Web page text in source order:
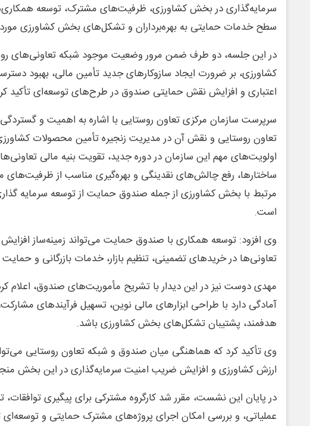
سرمایه‌گذاری در بخش کشاورزی، ظرفیت‌های مشترک، توسعه
سطح خدمات حمایتی به بهره‌برداران و تشکل‌های بخش کشاورزی مورد
در این جلسه، دو طرف ضمن مرور وضعیت موجود شبکه تعاونی‌های
کشاورزی، بر ضرورت ایجاد سازوکارهای جدید تأمین مالی، بهبود
اعتباری و افزایش نقش حمایتی صندوق در طرح‌های توسعه‌ای تأکید
سرپرست سازمان مرکزی تعاون روستایی با اشاره به اهمیت و
تعاون روستایی و نقش آن در مدیریت زنجیره تأمین محصولات
اولویت‌های مهم این سازمان در دوره جدید، تقویت بنیه مالی
ساختارها، رفع چالش‌های نقدینگی و بهره‌گیری مناسب از ظرفیت‌های
مرتبط با بخش کشاورزی از جمله صندوق حمایت از توسعه سرمایه
است.
وی افزود: توسعه همکاری با صندوق حمایت می‌تواند زمینه‌ساز افزایش
تعاونی‌ها در خریدهای تضمینی، تنظیم بازار، خدمات بازرگانی و حمایت
مهدی دوست نیز در این دیدار با تشریح مأموریت‌های صندوق، اعلام
آمادگی دارد با طراحی ابزارهای مالی نوین، تسهیل فرآیندهای
هدفمند، پشتیبان تشکل‌های بخش کشاورزی باشد.
وی تأکید کرد که هماهنگی میان صندوق و شبکه تعاون روستایی
ارزش کشاورزی و افزایش ضریب امنیت سرمایه‌گذاری در این بخش
در پایان این نشست، مقرر شد کارگروه مشترکی برای پیگیری توافقات،
عملیاتی، و بررسی امکان اجرای پروژه‌های مشترک حمایتی و توسعه‌ای